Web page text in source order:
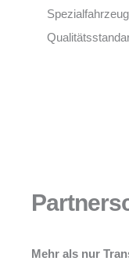
Mehr als nur